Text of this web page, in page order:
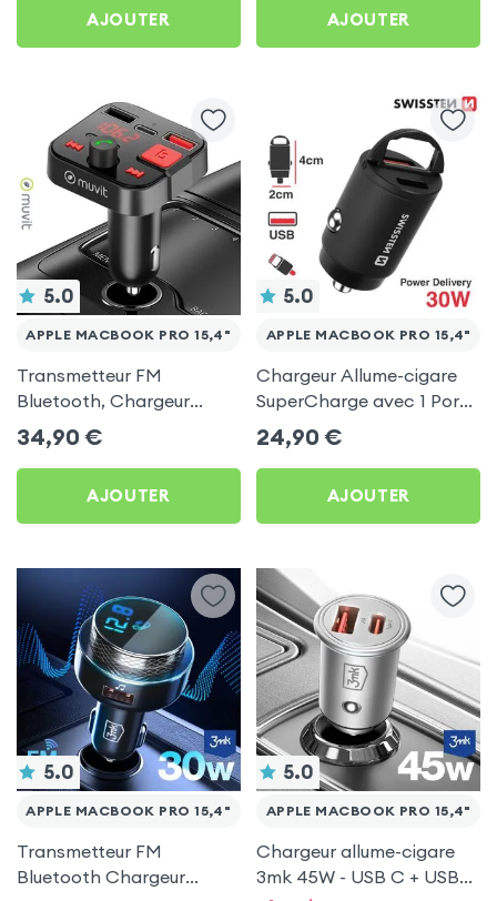
AJOUTER AJOUTER
5.0
APPLE MACBOOK PRO 15,4"
Transmetteur FM
Bluetooth, Chargeur
Allume-cigare, Muvit pour
Apple MacBook Pro
15,4&quot;
34,90 €
AJOUTER
5.0
APPLE MACBOOK PRO 15,4"
Chargeur Allume-cigare
SuperCharge avec 1 Ports
USB et 1 Port USB-C - Noir
pour Apple MacBook Pro
15,4&quot;
24,90 €
AJOUTER
5.0
APPLE MACBOOK PRO 15,4"
Transmetteur FM
Bluetooth Chargeur
5.0
APPLE MACBOOK PRO 15,4"
Chargeur allume-cigare
3mk 45W - USB C + USB